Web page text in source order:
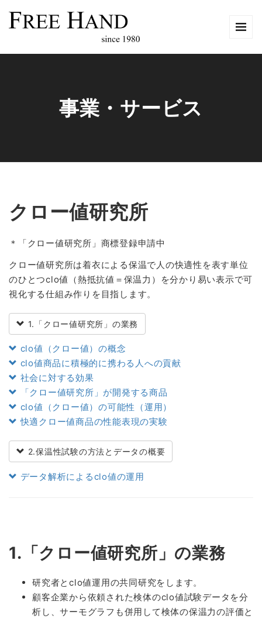
事業・サービス
クロー値研究所
＊「クロー値研究所」商標登録申請中
クロー値研究所は着衣による保温で人の快適性を表す単位
のひとつclo値（熱抵抗値＝保温力）を分かり易い表示で可
視化する仕組み作りを目指します。
1.「クロー値研究所」の業務
clo値（クロー値）の概念
clo値商品に積極的に携わる人への貢献
社会に対する効果
「クロー値研究所」が開発する商品
clo値（クロー値）の可能性（運用）
快適クロー値商品の性能表現の実験
2.保温性試験の方法とデータの概要
データ解析によるclo値の運用
1.「クロー値研究所」の業務
研究者とclo値運用の共同研究をします。
顧客企業から依頼された検体のclo値試験データを分
析し、サーモグラフも併用して検体の保温力の評価と